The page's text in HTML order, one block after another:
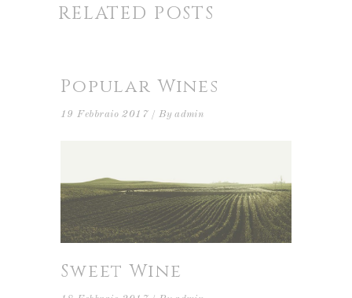
RELATED POSTS
Popular Wines
19 Febbraio 2017 By admin
Sweet Wine